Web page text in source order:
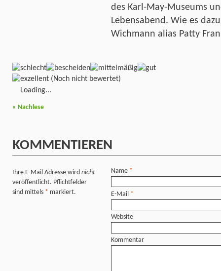
des Karl-May-Museums
Lebensabend. Wie es
Wichmann alias Patty
(Noch nicht bewertet)
Loading...
« Nachlese
KOMMENTIEREN
Ihre E-Mail Adresse wird nicht
veröffentlicht. Pflichtfelder
sind mittels * markiert.
Name *
E-Mail *
Website
Kommentar